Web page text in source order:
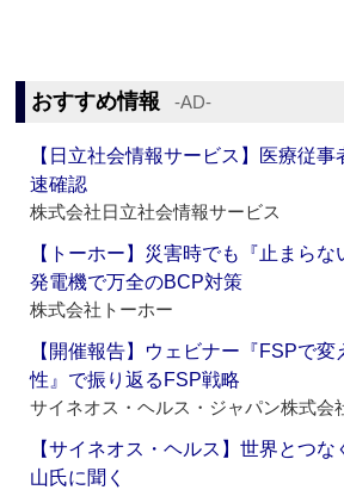
おすすめ情報 ‐AD‐
【日立社会情報サービス】医療従
速確認
株式会社日立社会情報サービス
【トーホー】災害時でも『止まら
発電機で万全のBCP対策
株式会社トーホー
【開催報告】ウェビナー『FSPで
性』で振り返るFSP戦略
サイネオス・ヘルス・ジャパン株式会
【サイネオス・ヘルス】世界とつ
山氏に聞く